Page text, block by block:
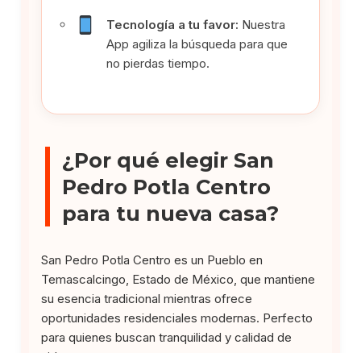
Tecnología a tu favor: Nuestra
App agiliza la búsqueda para que
no pierdas tiempo.
¿Por qué elegir San
Pedro Potla Centro
para tu nueva casa?
San Pedro Potla Centro es un Pueblo en
Temascalcingo, Estado de México, que mantiene
su esencia tradicional mientras ofrece
oportunidades residenciales modernas. Perfecto
para quienes buscan tranquilidad y calidad de